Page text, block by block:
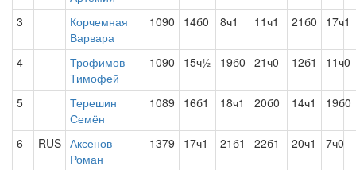
3
Корчемная
Варвара
1090 14б0 8ч1 11ч1 21б0 17ч1
4
Трофимов
Тимофей
1090 15ч½ 19б0 21ч0 12б1 11ч0
5
Терешин
Семён
1089 16б1 18ч1 20б0 14ч1 19б0
6 RUS Аксенов
Роман
1379 17ч1 21б1 22б1 20ч1 7ч0